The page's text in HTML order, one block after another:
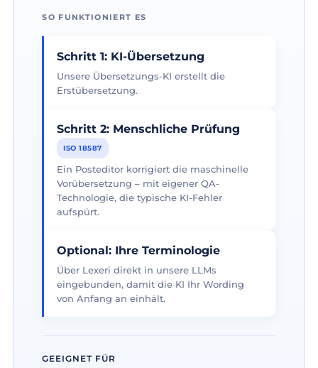
SO FUNKTIONIERT ES
Schritt 1: KI-Übersetzung
Unsere Übersetzungs-KI erstellt die
Erstübersetzung.
Schritt 2: Menschliche Prüfung
ISO 18587
Ein Posteditor korrigiert die maschinelle
Vorübersetzung – mit eigener QA-
Technologie, die typische KI-Fehler
aufspürt.
Optional: Ihre Terminologie
Über Lexeri direkt in unsere LLMs
eingebunden, damit die KI Ihr Wording
von Anfang an einhält.
GEEIGNET FÜR